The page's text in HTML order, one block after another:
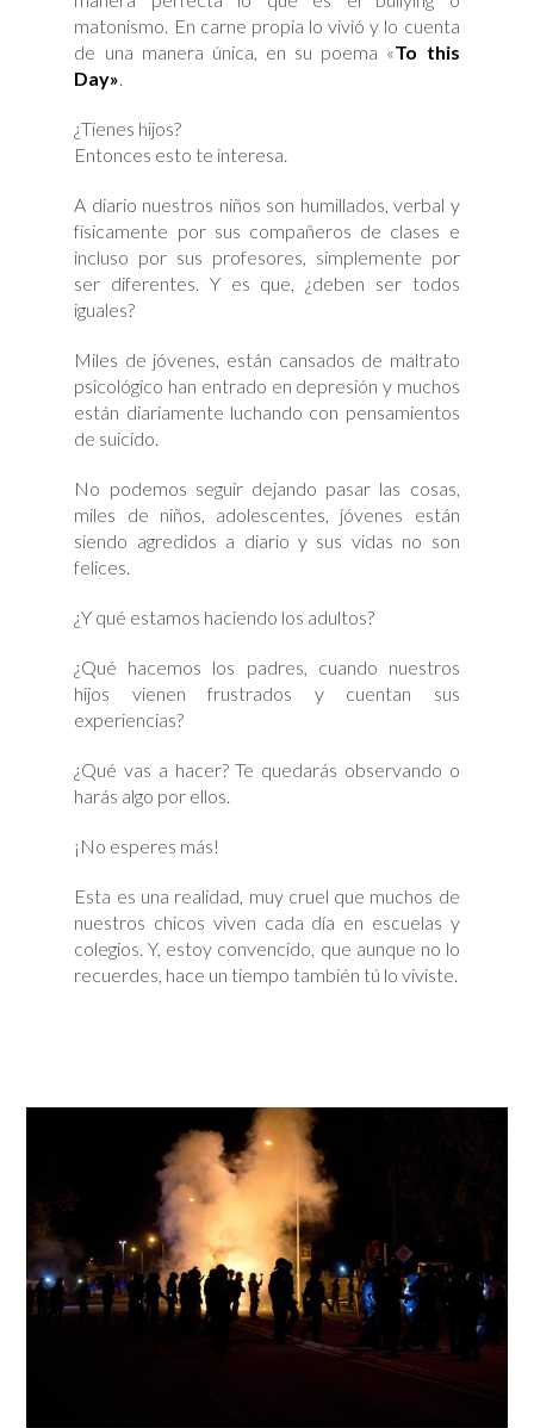
belleza
matonismo. En carne propia lo vivió y lo cuenta
de una manera única, en su poema «To this
Day».
¿Tienes hijos?
Entonces esto te interesa.
A diario nuestros niños son humillados, verbal y
físicamente por sus compañeros de clases e
incluso por sus profesores, simplemente por
ser diferentes. Y es que, ¿deben ser todos
iguales?
Miles de jóvenes, están cansados de maltrato
psicológico han entrado en depresión y muchos
están diariamente luchando con pensamientos
de suicido.
No podemos seguir dejando pasar las cosas,
miles de niños, adolescentes, jóvenes están
siendo agredidos a diario y sus vidas no son
felices.
¿Y qué estamos haciendo los adultos?
¿Qué hacemos los padres, cuando nuestros
hijos vienen frustrados y cuentan sus
experiencias?
¿Qué vas a hacer? Te quedarás observando o
harás algo por ellos.
¡No esperes más!
Esta es una realidad, muy cruel que muchos de
nuestros chicos viven cada día en escuelas y
colegios. Y, estoy convencido, que aunque no lo
recuerdes, hace un tiempo también tú lo viviste.